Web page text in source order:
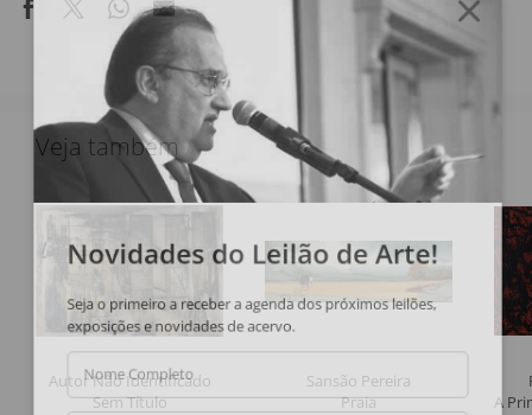
Veja também
Autor Não Identificado
Sem Título
Sansão Pereira
Praia
A
Novidades do Leilão de Arte!
Seja o primeiro a receber a agenda dos próximos leilões,
exposições e novidades de acervo.
Nome Completo